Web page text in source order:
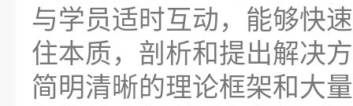
与学员适时互动，能够快
住本质，剖析和提出解决
简明清晰的理论框架和大